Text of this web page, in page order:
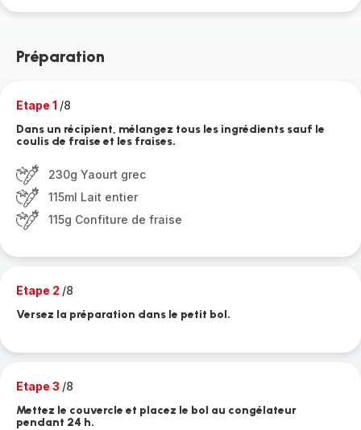
Préparation
Etape 1 /8
Dans un récipient, mélangez tous les ingrédients sauf le
coulis de fraise et les fraises.
230g Yaourt grec
115ml Lait entier
115g Confiture de fraise
Etape 2 /8
Versez la préparation dans le petit bol.
Etape 3 /8
Mettez le couvercle et placez le bol au congélateur
pendant 24 h.